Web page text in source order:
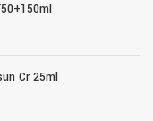
Cr 25ml